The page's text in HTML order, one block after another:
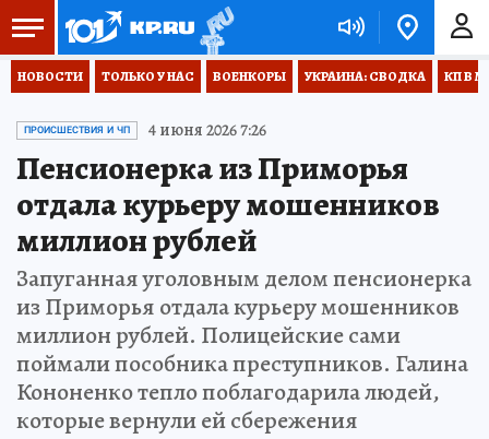
НОВОСТИ ТОЛЬКО У НАС ВОЕНКОРЫ УКРАИНА: СВОДКА КП В
ПРОИСШЕСТВИЯ И ЧП 4 июня 2026 7:26
Пенсионерка из Приморья
отдала курьеру мошенников
миллион рублей
Запуганная уголовным делом пенсионерка
из Приморья отдала курьеру мошенников
миллион рублей. Полицейские сами
поймали пособника преступников. Галина
Кононенко тепло поблагодарила людей,
которые вернули ей сбережения